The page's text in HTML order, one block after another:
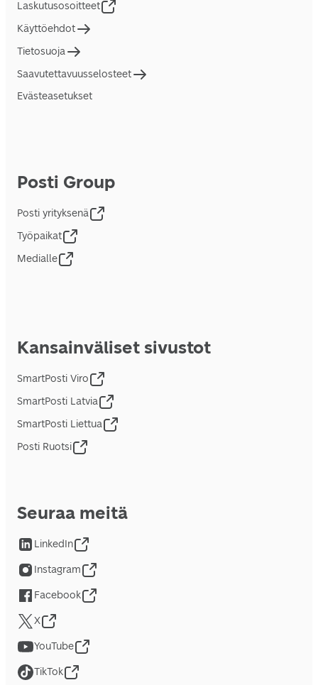
Laskutusosoitteet
Käyttöehdot
Tietosuoja
Saavutettavuusselosteet
Evästeasetukset
Posti Group
Posti yrityksenä
Työpaikat
Medialle
Kansainväliset sivustot
SmartPosti Viro
SmartPosti Latvia
SmartPosti Liettua
Posti Ruotsi
Seuraa meitä
LinkedIn
Instagram
Facebook
X
YouTube
TikTok